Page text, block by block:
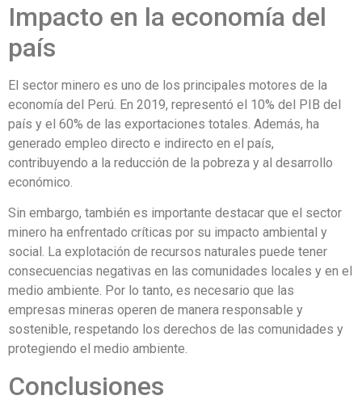
Impacto en la economía del
país
El sector minero es uno de los principales motores de la
economía del Perú. En 2019, representó el 10% del PIB del
país y el 60% de las exportaciones totales. Además, ha
generado empleo directo e indirecto en el país,
contribuyendo a la reducción de la pobreza y al desarrollo
económico.
Sin embargo, también es importante destacar que el sector
minero ha enfrentado críticas por su impacto ambiental y
social. La explotación de recursos naturales puede tener
consecuencias negativas en las comunidades locales y en el
medio ambiente. Por lo tanto, es necesario que las
empresas mineras operen de manera responsable y
sostenible, respetando los derechos de las comunidades y
protegiendo el medio ambiente.
Conclusiones